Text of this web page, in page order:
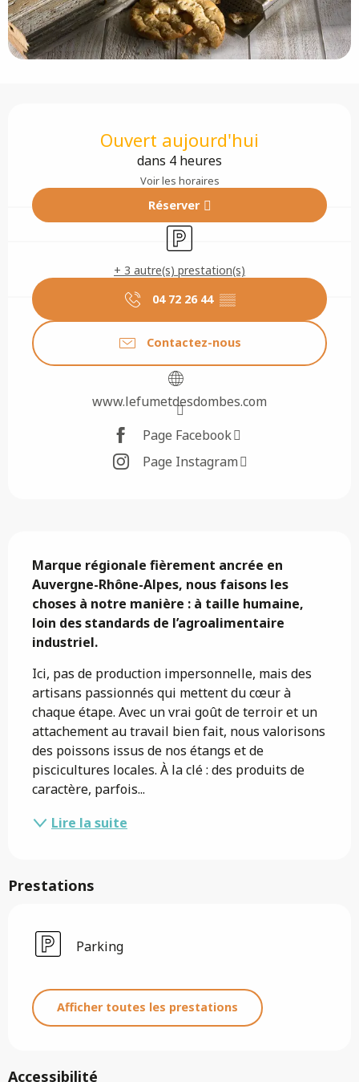
Ouvert aujourd'hui
dans 4 heures
Voir les horaires
Réserver
Parking
+ 3 autre(s) prestation(s)
04 72 26 44 ▒▒
Contactez-nous
www.lefumetdesdombes.com
Page Facebook
Page Instagram
Marque régionale fièrement ancrée en
Auvergne-Rhône-Alpes, nous faisons les
choses à notre manière : à taille humaine,
loin des standards de l’agroalimentaire
industriel.
Ici, pas de production impersonnelle, mais des
artisans passionnés qui mettent du cœur à
chaque étape. Avec un vrai goût de terroir et un
attachement au travail bien fait, nous valorisons
des poissons issus de nos étangs et de
piscicultures locales. À la clé : des produits de
caractère, parfois...
Lire la suite
Prestations
Parking
Afficher toutes les prestations
Accessibilité